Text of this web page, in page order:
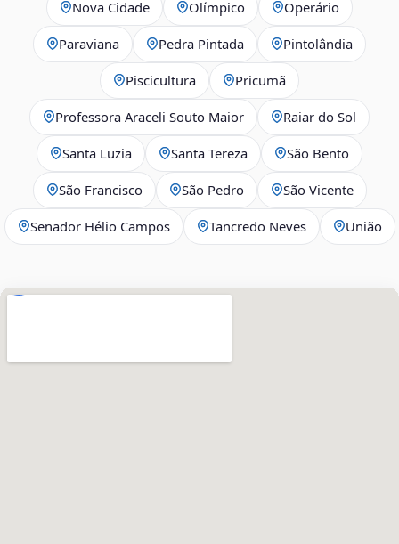
Nova Cidade Olímpico Operário
Paraviana Pedra Pintada Pintolândia
Piscicultura Pricumã
Professora Araceli Souto Maior Raiar do Sol
Santa Luzia Santa Tereza São Bento
São Francisco São Pedro São Vicente
Senador Hélio Campos Tancredo Neves União